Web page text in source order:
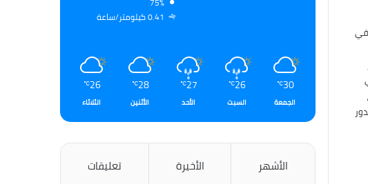
في
0.41 كيلومتر/ساعة
30
℃
الجمعة
26
℃
السبت
27
℃
الأحد
28
℃
الأثنين
26
℃
الثلاثاء
الأشهر الأخيرة تعليقات